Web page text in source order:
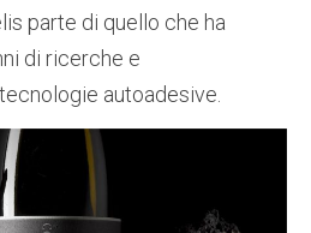
parte di quello che ha
di ricerche e
autoadesive.